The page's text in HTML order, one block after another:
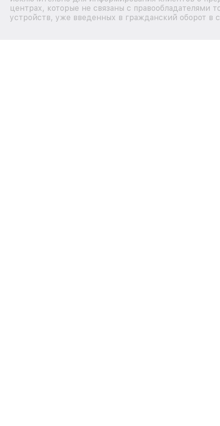
центрах, которые не связаны с правообладателями
устройств, уже введенных в гражданский оборот в